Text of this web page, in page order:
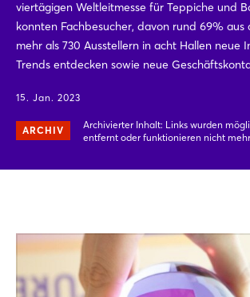
viertägigen Weltleitmesse für Teppiche und
konnten Fachbesucher, davon rund 69% aus
mehr als 730 Ausstellern in acht Hallen neue
Trends entdecken sowie neue
15. Jan. 2023
ARCHIV
Archivierter Inhalt: Links wurden
entfernt oder funktionieren nicht